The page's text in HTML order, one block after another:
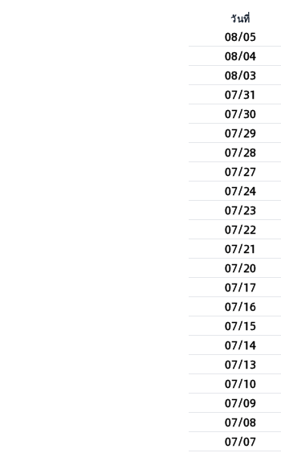
วันที่
08/05
08/04
08/03
07/31
07/30
07/29
07/28
07/27
07/24
07/23
07/22
07/21
07/20
07/17
07/16
07/15
07/14
07/13
07/10
07/09
07/08
07/07